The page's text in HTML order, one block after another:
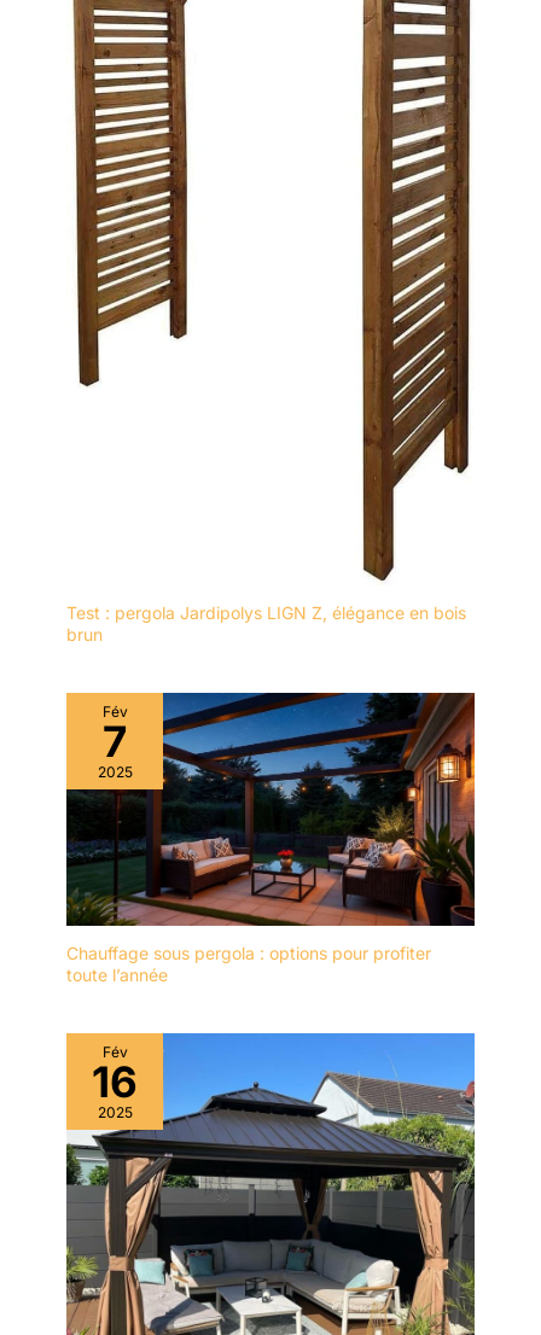
ou un espace de détente. Sa
hauteur de passage de 204 cm
assure un excellent confort,
tandis que sa teinte gris
anthracite et sa finition mate
s’intègrent harmonieusement à
tous les styles d’extérieurs.
Moderne, élégante et
fonctionnelle, la PIANA
transforme chaque terrasse en
un véritable lieu de vie.
Test : pergola Jardipolys LIGN Z, élégance en bois
brun
Fév
7
2025
Chauffage sous pergola : options pour profiter
toute l’année
Fév
16
2025